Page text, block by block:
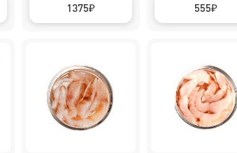
1375 555